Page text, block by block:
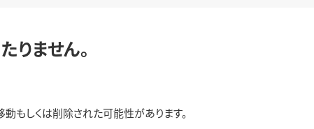
りません。
もしくは削除された可能性があります。